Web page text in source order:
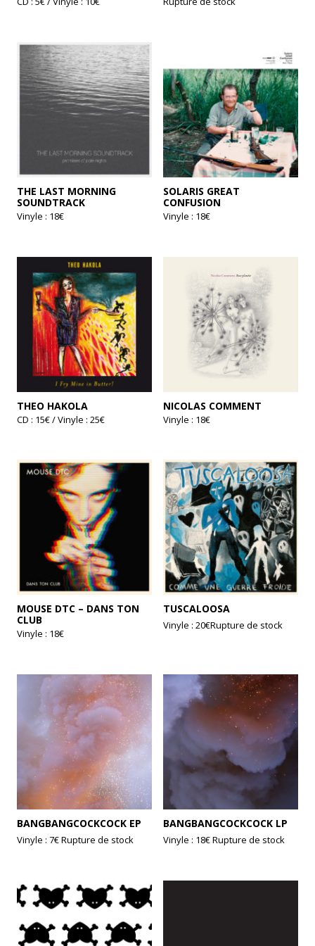
plusieurs
variations.
Les
options
peuvent
être
choisies
produit
THE LAST MORNING
SOUNDTRACK
Vinyle : 18€
SOLARIS GREAT
CONFUSION
Vinyle : 18€
THEO HAKOLA
CD : 15€ / Vinyle : 25€
plusieurs
variations.
options
NICOLAS COMMENT
Vinyle : 18€
MOUSE DTC – DANS TON
CLUB
Vinyle : 18€
TUSCALOOSA
Vinyle : 20€Rupture de stock
BANGBANGCOCKCOCK EP
Vinyle : 7€Rupture de stock
BANGBANGCOCKCOCK LP
Vinyle : 18€Rupture de stock